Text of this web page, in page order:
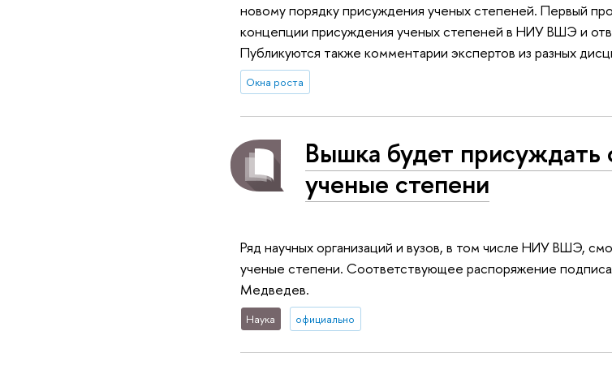
новому порядку присуждения ученых степеней. Первый
концепции присуждения ученых степеней в НИУ ВШЭ и
Публикуются также комментарии экспертов из разных
Окна роста
Вышка будет присуждать
ученые степени
Ряд научных организаций и вузов, в том числе НИУ ВШЭ,
ученые степени. Соответствующее распоряжение
Медведев.
Наука официально